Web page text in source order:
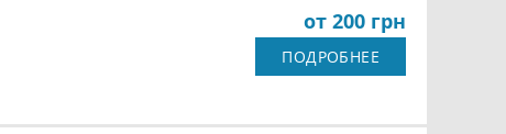
от 200 грн
ПОДРОБНЕЕ